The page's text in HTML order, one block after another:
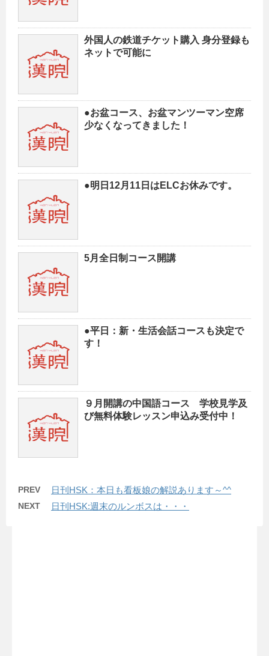
外国人の鉄道チケット購入 身分登録も
ネットで可能に
●お盆コース、お盆マンツーマン空席
少なくなってきました！
●明日12月11日はELCお休みです。
5月全日制コース開講
●平日：新・生活会話コースも決定で
す！
９月開講の中国語コース 学校見学及
び無料体験レッスン申込み受付中！
PREV 日刊HSK：本日も看板娘の解説あります～^^
NEXT 日刊HSK:週末のルンボスは・・・